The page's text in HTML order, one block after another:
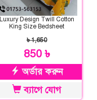
Luxury Design Twill Cotton
King Size Bedsheet
৳ 1,650
850 ৳
অর্ডার করুন
ব্যাগে যোগ